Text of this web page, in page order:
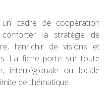
cadre de coopération
la stratégie de
l’enrichir de visions et
La fiche porte sur toute
interrégionale ou locale
de thématique.